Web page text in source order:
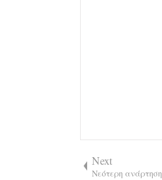
Next
Νεότερη ανάρτηση